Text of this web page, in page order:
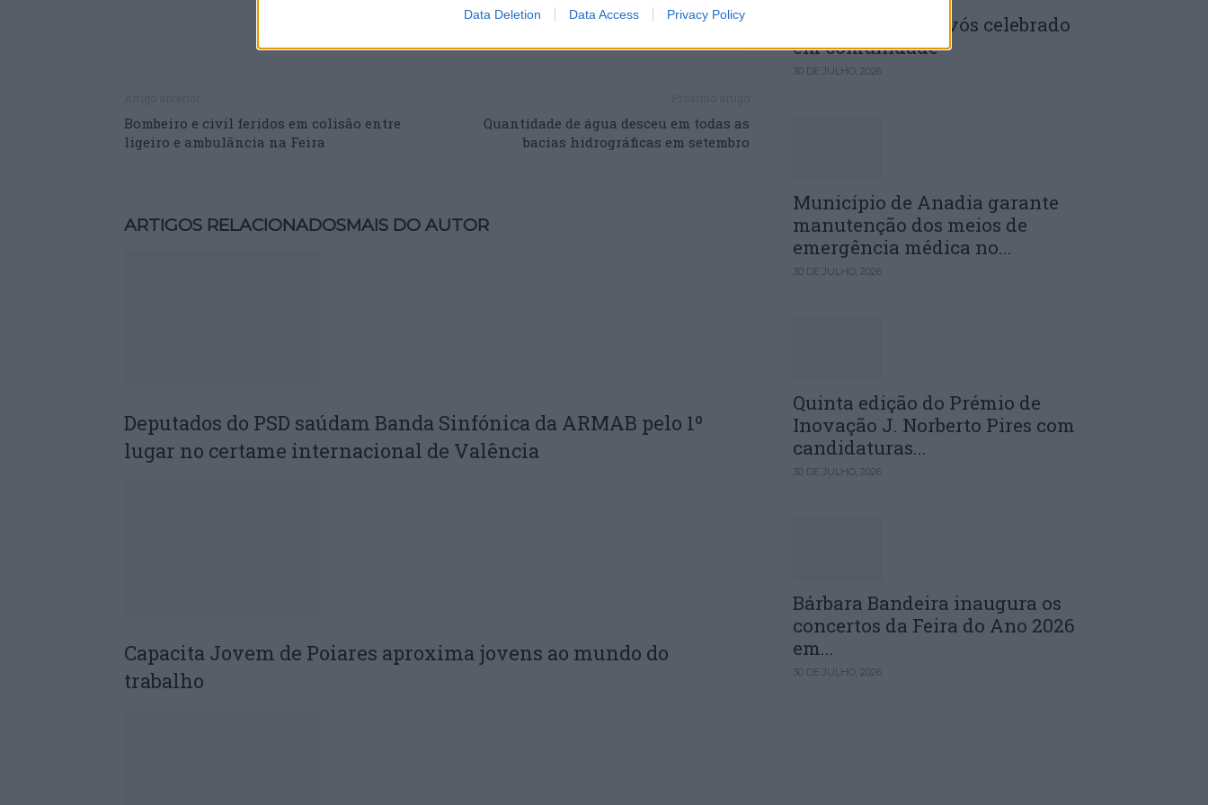
Data Deletion Data Access Privacy Policy
Bombeiro e civil feridos em colisão entre
ligeiro e ambulância na Feira
Quantidade de água desceu em todas as
bacias hidrográficas em setembro
ARTIGOS RELACIONADOSMAIS DO AUTOR
Deputados do PSD saúdam Banda Sinfónica da ARMAB pelo 1º
lugar no certame internacional de Valência
Capacita Jovem de Poiares aproxima jovens ao mundo do
trabalho
Penela: Dia dos Avós celebrado
em comunidade
30 DE JULHO, 2026
Município de Anadia garante
manutenção dos meios de
emergência médica no...
30 DE JULHO, 2026
Quinta edição do Prémio de
Inovação J. Norberto Pires com
candidaturas...
30 DE JULHO, 2026
Bárbara Bandeira inaugura os
concertos da Feira do Ano 2026
em...
30 DE JULHO, 2026